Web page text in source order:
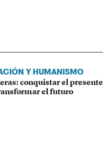
Y HUMANISMO
conquistar el presente
el futuro